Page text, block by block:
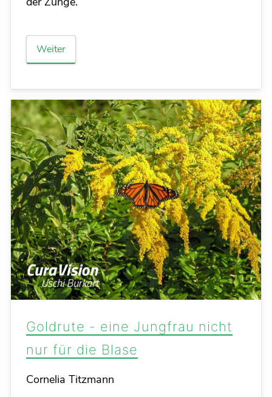
Weiter
Goldrute - eine Jungfrau nicht
nur für die Blase
Details
Cornelia Titzmann